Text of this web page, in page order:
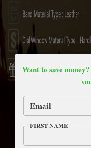
Want to save
Email
FIRST NAME